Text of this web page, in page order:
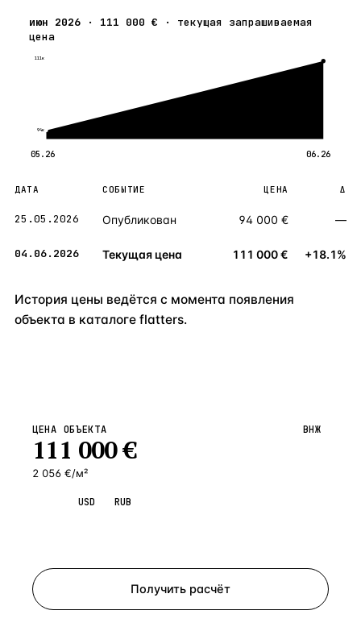
июн 2026 · 111 000 € · текущая запрашиваемая
цена
111к
94к
05.26 06.26
ДАТА СОБЫТИЕ ЦЕНА Δ
25.05.2026 Опубликован 94 000 € —
04.06.2026 Текущая цена 111 000 € +18.1%
История цены ведётся с момента появления
объекта в каталоге flatters.
ЦЕНА ОБЪЕКТА
111 000€
2 056 €/м²
ВНЖ
USD RUB
Получить расчёт